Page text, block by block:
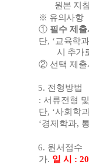
원본 지
※ 유의사항
① 필수 제
단, ‘교육학과
시 추가
② 선택 제출
5. 전형방법
: 서류전형
단, ‘사회학
‘경제학과,
6. 원서접수
가. 일 시 :